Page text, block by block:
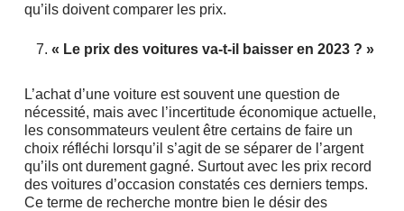
qu’ils doivent comparer les prix.
« Le prix des voitures va-t-il baisser en 2023 ? »
L’achat d’une voiture est souvent une question de
nécessité, mais avec l’incertitude économique actuelle,
les consommateurs veulent être certains de faire un
choix réfléchi lorsqu’il s’agit de se séparer de l’argent
qu’ils ont durement gagné. Surtout avec les prix record
des voitures d’occasion constatés ces derniers temps.
Ce terme de recherche montre bien le désir des